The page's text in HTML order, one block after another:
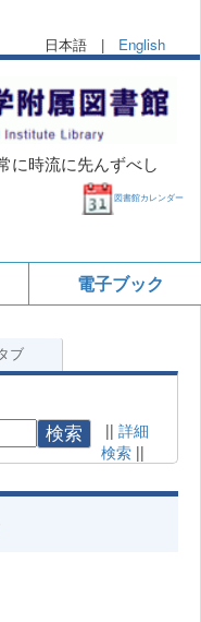
日本語 | English
に時流に先んずべし
図書館カレンダー
電子ブック
ブ
検索 ||詳細
検索 ||